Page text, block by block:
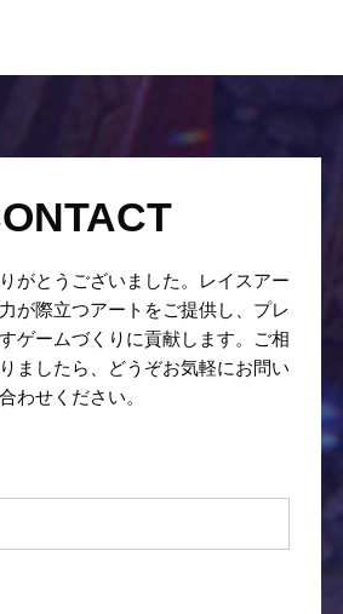
がとうございました。レイスアー
が際立つアートをご提供し、プレ
ゲームづくりに貢献します。ご相
ましたら、どうぞお気軽にお問い
合わせください。